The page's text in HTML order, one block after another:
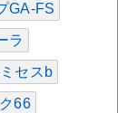
GA-FS
ラ
セスb
66